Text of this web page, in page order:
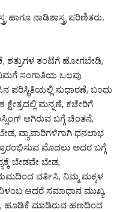
ಹಾಗೂ ನಾಡಿಶಾಸ್ತ್ರ ಪರಿಣಿತರು.
ಶತ್ರುಗಳ ತಂಟೆಗೆ ಹೋಗಬೇಡಿ,
ಸಂಗಾತಿಯ ಒಲವು
ಪರಿಸ್ಥಿತಿಯಲ್ಲಿ ಸುಧಾರಣೆ, ಬಂಧು
ಮನ್ನಣೆ, ಕಚೇರಿಗೆ
ಆಗಿರುವ ಬಗ್ಗೆ ಚಿಂತನೆ,
ವ್ಯಾಪಾರಿಗಳಿಗಾಗಿ ಧನಲಾಭ
ಮೊದಲು ಅದರ ಬಗ್ಗೆ
ಬೇಡವೇ ಬೇಡ,
ವರ್ತಿಸಿ, ನಿಮ್ಮ ಮಕ್ಕಳ
ಆದರೆ ಸಮಾಧಾನ ಮುಖ್ಯ,
ಹೂಡಿಕೆ ಮಾಡಿರುವ ಹಣದಿಂದ